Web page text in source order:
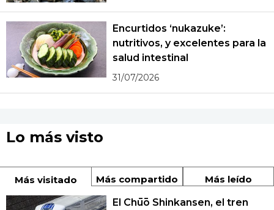
Encurtidos ‘nukazuke’:
nutritivos, y excelentes para la
salud intestinal
31/07/2026
Lo más visto
Más visitado Más compartido Más leído
El Chūō Shinkansen, el tren